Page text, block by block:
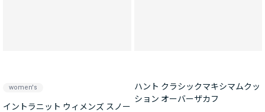
women's
イントラニット ウィメンズ スノー
ハント クラシックマキシマムクッ
ション オーバーザカフ